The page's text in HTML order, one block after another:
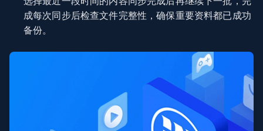
成每次同步后检查文件完整性，确保重要资料都已成功
备份。